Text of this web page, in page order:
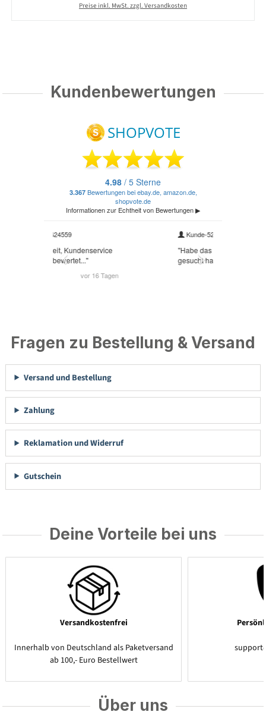
Preise inkl. MwSt. zzgl. Versandkosten
Kundenbewertungen
Fragen zu Bestellung & Versand
Versand und Bestellung
Zahlung
Reklamation und Widerruf
Gutschein
Deine Vorteile bei uns
Versandkostenfrei
Innerhalb von Deutschland als Paketversand
ab 100,- Euro Bestellwert
Über uns